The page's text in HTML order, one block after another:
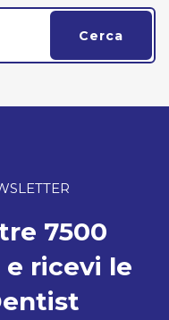
Cerca
7500
ricevi le